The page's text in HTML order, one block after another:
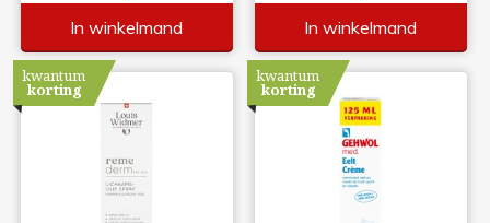
In winkelmand In winkelmand
kwantum
korting
kwantum
korting